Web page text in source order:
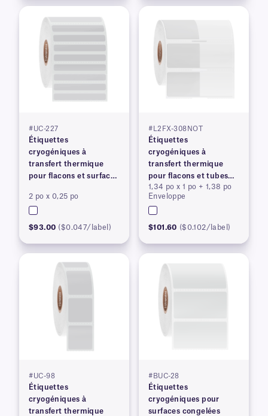
#UC-227
Étiquettes
cryogéniques à
transfert thermique
pour flacons et surfaces
2 po x 0,25 po
$93.00 ($0.047/label)
#L2FX-308NOT
Étiquettes
cryogéniques à
transfert thermique
pour flacons et tubes
congelés
1,34 po x 1 po + 1,38 po
Enveloppe
$101.60 ($0.102/label)
#UC-98
Étiquettes
cryogéniques à
transfert thermique
#BUC-28
Étiquettes
cryogéniques pour
surfaces congelées